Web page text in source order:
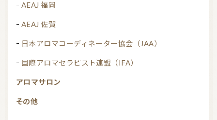
AEAJ 福岡
AEAJ 佐賀
日本アロマコーディネーター協会（JAA）
国際アロマセラピスト連盟（IFA）
アロマサロン
その他